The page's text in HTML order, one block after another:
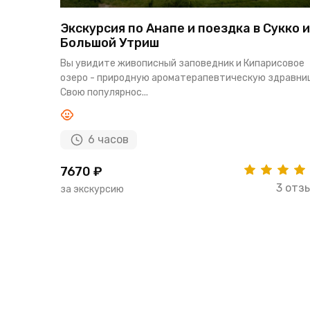
Экскурсия по Анапе и поездка в Сукко и
Большой Утриш
Вы увидите живописный заповедник и Кипарисовое
озеро - природную ароматерапевтическую
Свою популярнос...
6 часов
7670 ₽
за экскурсию 3